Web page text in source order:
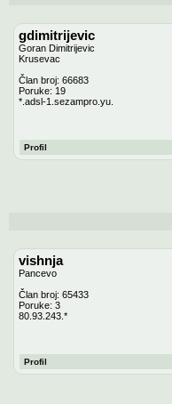
gdimitrijevic
Goran Dimitrijevic
Krusevac
Član broj: 66683
Poruke: 19
*.adsl-1.sezampro.yu.
Profil
vishnja
Pancevo
Član broj: 65433
Poruke: 3
80.93.243.*
Profil